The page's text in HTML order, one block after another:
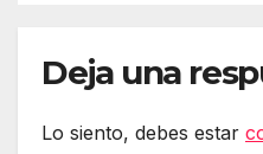
Deja una
Lo siento, debes estar